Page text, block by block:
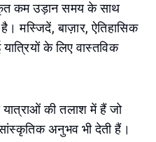
कम उड़ान समय के साथ
मस्जिदें, बाज़ार, ऐतिहासिक
के लिए वास्तविक
की तलाश में हैं जो
अनुभव भी देती हैं।